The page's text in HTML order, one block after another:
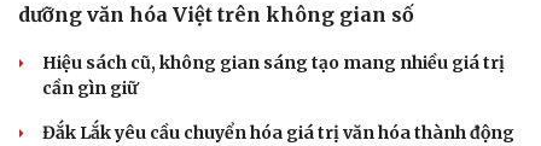
dưỡng văn hóa Việt trên không gian số
Hiệu sách cũ, không gian sáng tạo mang nhiều giá trị
cần gìn giữ
Đắk Lắk yêu cầu chuyển hóa giá trị văn hóa thành động